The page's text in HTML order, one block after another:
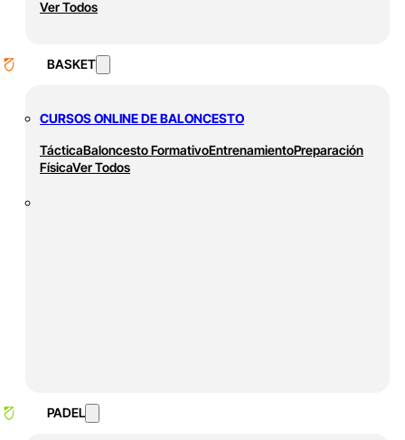
Ver Todos
BASKET
CURSOS ONLINE DE BALONCESTO
TácticaBaloncesto FormativoEntrenamientoPreparación
FísicaVer Todos
PADEL